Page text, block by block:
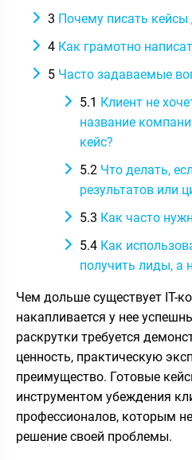
3 Почему писать кейсы
4 Как грамотно
5 Часто задаваемые
5.1 Клиент не
название
кейс?
5.2 Что делать,
результатов или
5.3 Как часто
5.4 Как
получить лиды, а
Чем дольше существует IT-
накапливается у нее
раскрутки требуется
ценность, практическую
преимущество. Готовые
инструментом убеждения
профессионалов, которым
решение своей проблемы.